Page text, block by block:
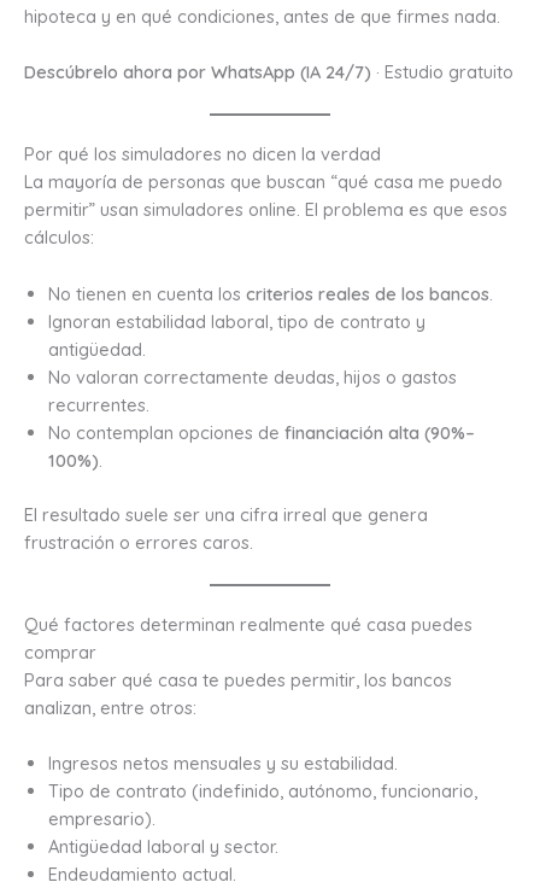
hipoteca y en qué condiciones, antes de que firmes nada.
Descúbrelo ahora por WhatsApp (IA 24/7) · Estudio gratuito
Por qué los simuladores no dicen la verdad
La mayoría de personas que buscan “qué casa me puedo
permitir” usan simuladores online. El problema es que esos
cálculos:
No tienen en cuenta los criterios reales de los bancos.
Ignoran estabilidad laboral, tipo de contrato y
antigüedad.
No valoran correctamente deudas, hijos o gastos
recurrentes.
No contemplan opciones de financiación alta (90%–
100%).
El resultado suele ser una cifra irreal que genera
frustración o errores caros.
Qué factores determinan realmente qué casa puedes
comprar
Para saber qué casa te puedes permitir, los bancos
analizan, entre otros:
Ingresos netos mensuales y su estabilidad.
Tipo de contrato (indefinido, autónomo, funcionario,
empresario).
Antigüedad laboral y sector.
Endeudamiento actual.